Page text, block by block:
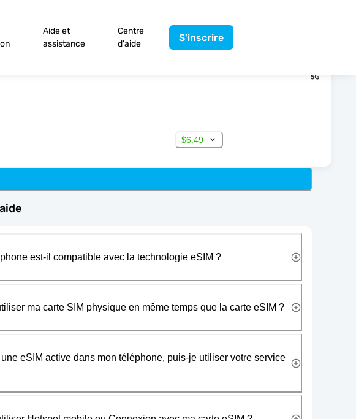
Aide et
assistance
Centre
d'aide
S'inscrire
$6.49
est-il compatible avec la technologie eSIM ?
ma carte SIM physique en même temps que la carte eSIM ?
eSIM active dans mon téléphone, puis-je utiliser votre service